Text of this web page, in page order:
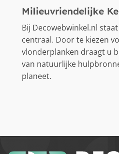
Milieuvriendelijke
Bij Decowebwinkel.nl
centraal. Door te kiezen
vlonderplanken draagt u
van natuurlijke
planeet.